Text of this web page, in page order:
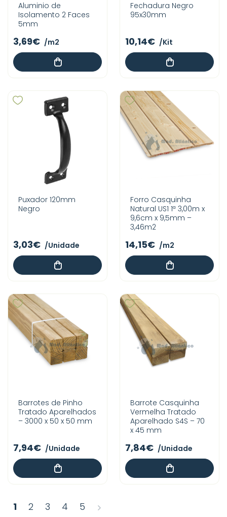
Aluminio de
Isolamento 2 Faces
5mm
3,69€ /m2
Fechadura Negro
95x30mm
10,14€ /Kit
Puxador 120mm
Negro
3,03€ /Unidade
Forro Casquinha
Natural US1 1ª 3,00m x
9,6cm x 9,5mm –
3,46m2
14,15€ /m2
Barrotes de Pinho
Tratado Aparelhados
– 3000 x 50 x 50 mm
7,94€ /Unidade
Barrote Casquinha
Vermelha Tratado
Aparelhado S4S – 70
x 45 mm
7,84€ /Unidade
1 2 3 4 5